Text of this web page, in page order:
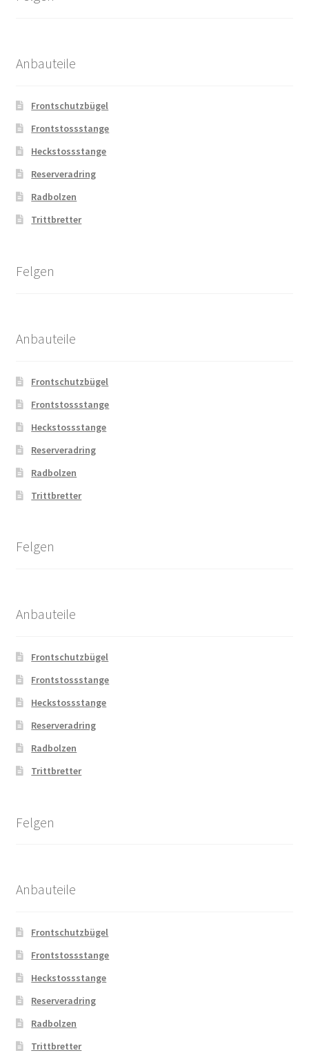
Anbauteile
Frontschutzbügel
Frontstossstange
Heckstossstange
Reserveradring
Radbolzen
Trittbretter
Felgen
Anbauteile
Frontschutzbügel
Frontstossstange
Heckstossstange
Reserveradring
Radbolzen
Trittbretter
Felgen
Anbauteile
Frontschutzbügel
Frontstossstange
Heckstossstange
Reserveradring
Radbolzen
Trittbretter
Felgen
Anbauteile
Frontschutzbügel
Frontstossstange
Heckstossstange
Reserveradring
Radbolzen
Trittbretter